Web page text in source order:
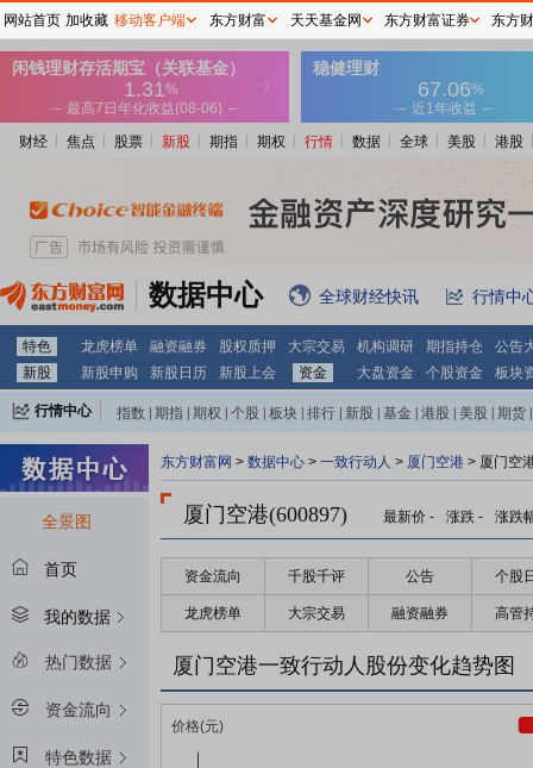
财经 焦点 股票 新股 期指 期权 行情 数据 全球 美股 港股
数据中心 全球财经快讯 行情中
特色 龙虎榜单 融资融券 股权质押 大宗交易 机构调研 期指持仓
公告
新股
新股申购 新股日历 新股上会 资金 大盘资金 个股资金 板块
行情中心 指数 期指 期权 个股 板块 排行 新股 基金 港股 美股 期货
全景图
首页
我的数据
热门数据
资金流向
特色数据
东方财富网 > 数据中心 > 一致行动人 > 厦门空港 > 厦门空
厦门空港(600897) 最新价 - 涨跌 - 涨跌
资金流向 千股千评 公告 个股
龙虎榜单 大宗交易 融资融券 高管
厦门空港一致行动人股份变化趋势图
网站首页 加收藏 移动客户端 东方财富 天天基金网 东方财富证券 东方